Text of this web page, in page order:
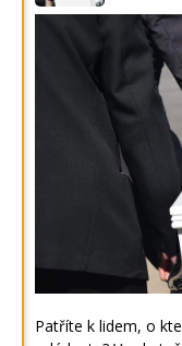
Patříte k lidem, o